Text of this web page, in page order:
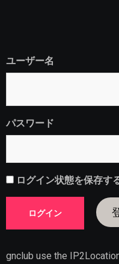
ユーザー名
パスワード
ログイン状態を保存す
gnclub use the